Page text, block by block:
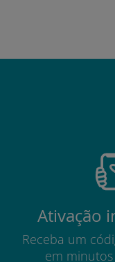
Ativação
Receba um
em